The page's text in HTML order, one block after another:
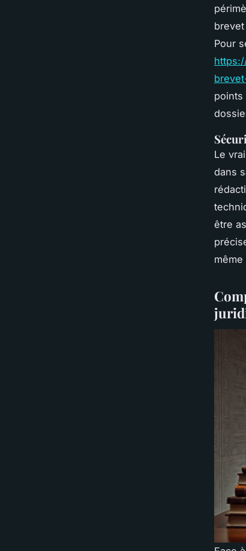
Pour
points
Le
dans
être